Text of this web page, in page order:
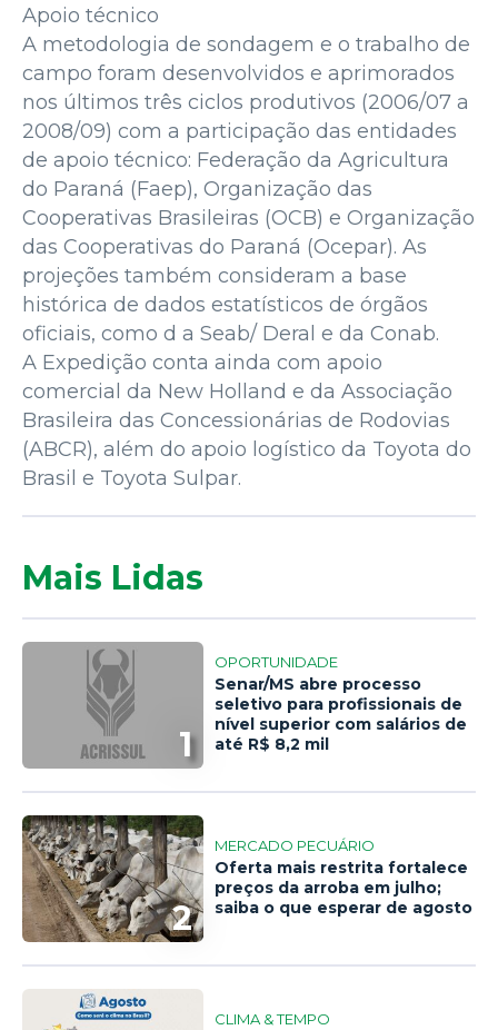
Apoio técnico
A metodologia de sondagem e o trabalho de
campo foram desenvolvidos e aprimorados
nos últimos três ciclos produtivos (2006/07 a
2008/09) com a participação das entidades
de apoio técnico: Federação da Agricultura
do Paraná (Faep), Organização das
Cooperativas Brasileiras (OCB) e Organização
das Cooperativas do Paraná (Ocepar). As
projeções também consideram a base
histórica de dados estatísticos de órgãos
oficiais, como d a Seab/ Deral e da Conab.
A Expedição conta ainda com apoio
comercial da New Holland e da Associação
Brasileira das Concessionárias de Rodovias
(ABCR), além do apoio logístico da Toyota do
Brasil e Toyota Sulpar.
Mais Lidas
1
OPORTUNIDADE
Senar/MS abre processo
seletivo para profissionais de
nível superior com salários de
até R$ 8,2 mil
2
MERCADO PECUÁRIO
Oferta mais restrita fortalece
preços da arroba em julho;
saiba o que esperar de agosto
CLIMA & TEMPO